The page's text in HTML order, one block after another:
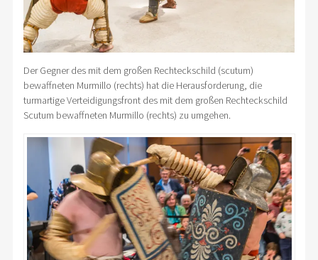
Der Gegner des mit dem großen Rechteckschild (scutum)
bewaffneten Murmillo (rechts) hat die Herausforderung, die
turmartige Verteidigungsfront des mit dem großen Rechteckschild
Scutum bewaffneten Murmillo (rechts) zu umgehen.